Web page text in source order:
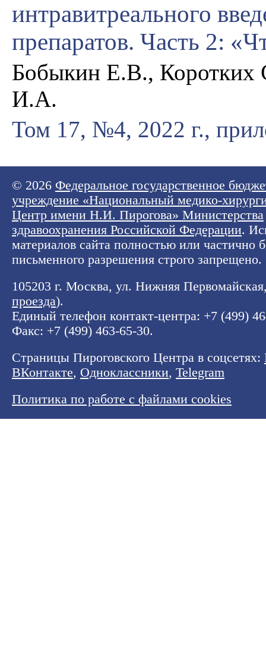
интравитреального
препаратов. Часть 2:
Бобыкин Е.В.,
И.А.
Том 17, №4, 2022 г.,
© 2026 Федеральное государственное
учреждение «Национальный медико-
Центр имени Н.И. Пирогова» Министерства
здравоохранения Российской Федерации.
материалов сайта полностью или частично
письменного разрешения строго запрещено.
105203 г. Москва, ул. Нижняя
проезда).
Единый телефон контакт-центра: +7 (499)
Факс: +7 (499) 463-65-30.
Страницы Пироговского Центра в соцсетях:
ВКонтакте, Одноклассники, Telegram
Политика по работе с файлами cookies